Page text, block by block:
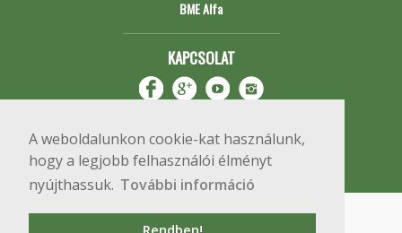
A weboldalunkon cookie-kat használunk,
hogy a legjobb felhasználói élményt
nyújthassuk. További információ
BME Alfa
KAPCSOLAT
Copyright © 2020 BME Építőmérnöki Kar